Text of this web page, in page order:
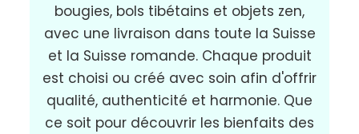
bougies, bols tibétains et objets zen,
avec une livraison dans toute la Suisse
et la Suisse romande. Chaque produit
est choisi ou créé avec soin afin d'offrir
qualité, authenticité et harmonie. Que
ce soit pour découvrir les bienfaits des